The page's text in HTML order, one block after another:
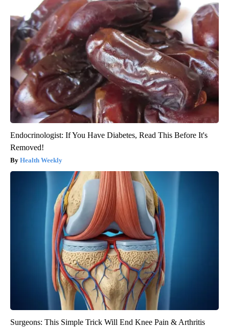
Endocrinologist: If You Have Diabetes, Read This Before It's
Removed!
Health Weekly
Surgeons: This Simple Trick Will End Knee Pain & Arthritis